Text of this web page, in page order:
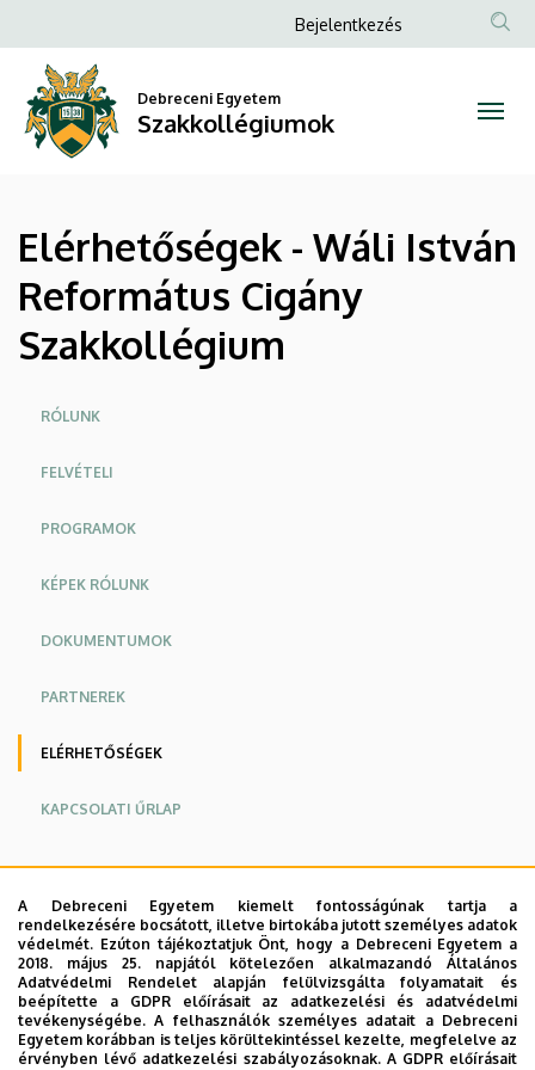
Wáli
István
Református
Cigány
Szakkollégium
Szakkollégiumok
a
tartalomra
Anonim
menüje
Bejelentkezés
Debreceni Egyetem
Szakkollégiumok
Elérhetőségek - Wáli István
Református Cigány
Szakkollégium
Oldalmenü
RÓLUNK
FELVÉTELI
PROGRAMOK
KÉPEK RÓLUNK
DOKUMENTUMOK
PARTNEREK
ELÉRHETŐSÉGEK
KAPCSOLATI ŰRLAP
Cím:4024 Debrecen, Blaháné u. 15.
(A Maróthi György Kollégium
épületében)
Telefonszám:+36 52 614 651; + 36 30 748
A Debreceni Egyetem kiemelt fontosságúnak tartja a
rendelkezésére bocsátott, illetve birtokába jutott személyes adatok
védelmét. Ezúton tájékoztatjuk Önt, hogy a Debreceni Egyetem a
2018. május 25. napjától kötelezően alkalmazandó Általános
Adatvédelmi Rendelet alapján felülvizsgálta folyamatait és
beépítette a GDPR előírásait az adatkezelési és adatvédelmi
tevékenységébe. A felhasználók személyes adatait a Debreceni
Egyetem korábban is teljes körültekintéssel kezelte, megfelelve az
érvényben lévő adatkezelési szabályozásoknak. A GDPR előírásait